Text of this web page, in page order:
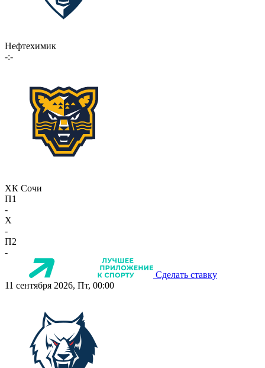
Нефтехимик
-:-
ХК Сочи
П1
-
X
-
П2
-
Сделать ставку
11 сентября 2026, Пт, 00:00